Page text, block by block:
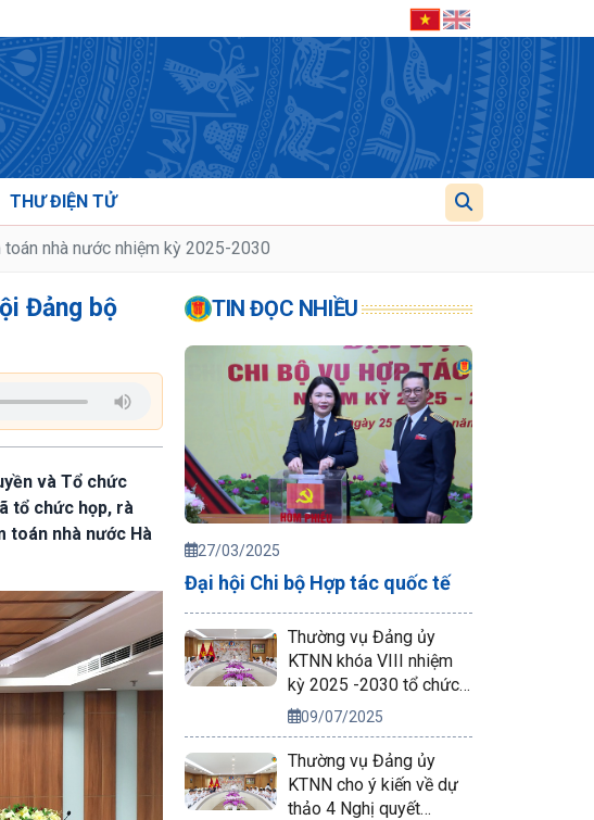
THƯ ĐIỆN TỬ
nhà nước nhiệm kỳ 2025-2030
Đảng bộ
và Tổ chức
tổ chức họp, rà
toán nhà nước Hà
TIN ĐỌC NHIỀU
27/03/2025
Đại hội Chi bộ Hợp tác quốc tế
Thường vụ Đảng ủy
KTNN khóa VIII nhiệm
kỳ 2025 -2030 tổ chức
phiên họp lần thứ nhất
09/07/2025
Thường vụ Đảng ủy
KTNN cho ý kiến về dự
thảo 4 Nghị quyết